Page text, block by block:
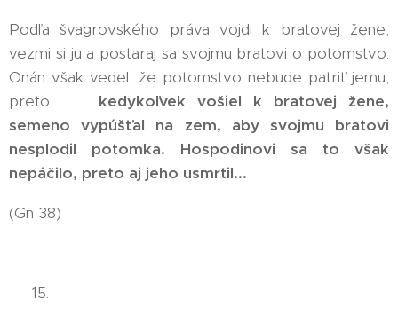
Podľa švagrovského práva vojdi k bratovej žene,
vezmi si ju a postaraj sa svojmu bratovi o potomstvo.
Onán však vedel, že potomstvo nebude patriť jemu,
preto 😮 kedykoľvek vošiel k bratovej žene,
semeno vypúšťal na zem, aby svojmu bratovi
nesplodil potomka. Hospodinovi sa to však
nepáčilo, preto aj jeho usmrtil...
(Gn 38)
👉 15.